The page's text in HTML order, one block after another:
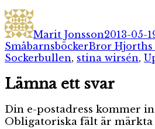
Författare
Marit Jonsson2013-05-
SmåbarnsböckerEtiketter
Bror Hjorths
Sockerbullen, stina wirsén,
Lämna ett svar
Din e-postadress kommer
Obligatoriska fält är märkta